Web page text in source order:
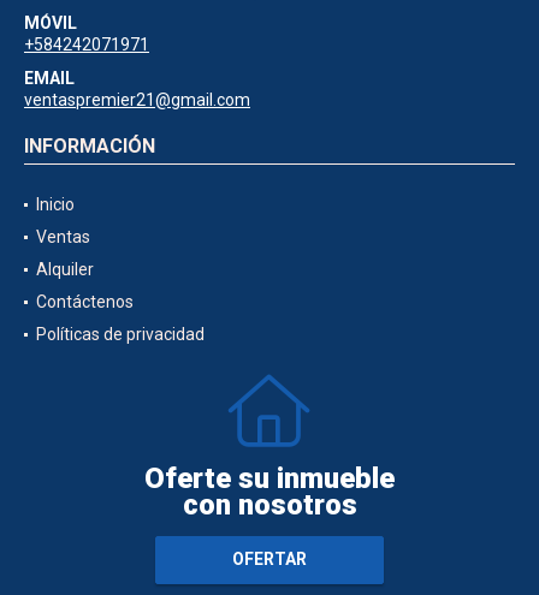
MÓVIL
+584242071971
EMAIL
ventaspremier21@gmail.com
INFORMACIÓN
Inicio
Ventas
Alquiler
Contáctenos
Políticas de privacidad
Oferte su inmueble
con nosotros
OFERTAR